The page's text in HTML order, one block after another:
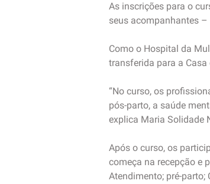
As inscrições para o
seus acompanhantes
Como o Hospital da
transferida para a
“No curso, os
pós-parto, a saúde
explica Maria Solidade
Após o curso, os
começa na recepção e
Atendimento; pré-